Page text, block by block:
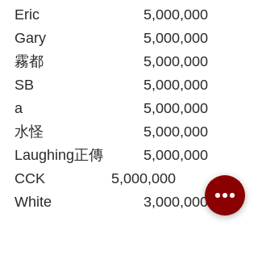
Eric				5,000,000
Gary			5,000,000
霧都				5,000,000
SB				5,000,000
a				5,000,000
水怪				5,000,000
Laughing正傳
5,000,000
CCK
5,000,000
White			3,000,000